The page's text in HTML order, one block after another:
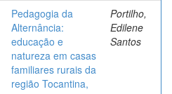
Pedagogia da
Alternância:
educação e
natureza em casas
familiares rurais da
região Tocantina,
Portilho,
Edilene
Santos